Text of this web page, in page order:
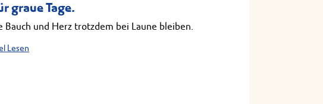
graue Tage.
Bauch und Herz trotzdem bei Laune bleiben.
Lesen